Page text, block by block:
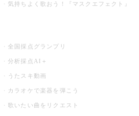
気持ちよく歌おう！『マスクエフェクト』
全国採点グランプリ
分析採点AI＋
うたスキ動画
カラオケで楽器を弾こう
歌いたい曲をリクエスト